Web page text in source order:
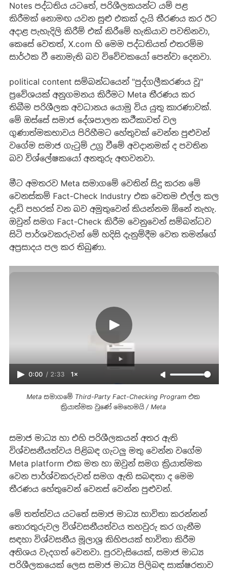
Notes පද්ධතිය යටතේ, පරිශීලකයන්ට යම් පළ
කිරීමක් නොමඟ යවන සුළු එකක් දැයි තීරණය කර ඊට
අදාළ පැහැදිලි කිරීම් එක් කිරීමේ හැකියාව පවතිනවා,
කෙසේ වෙතත්, X.com හි මෙම පද්ධතියත් එතරම්ම
සාර්ථක වී නොමැති බව විවේචකයෝ පෙන්වා දෙනවා.
political content සම්බන්ධයෙන් "පුද්ගලීකරණය වූ"
ප්‍රවේශයක් අනුගමනය කිරීමට Meta තීරණය කර
තිබීම පරිශීලක අවධානය යොමු විය යුතු කාරණාවක්.
මේ ඔස්සේ සමාජ දේශපාලන කථීකාවත් වල
ගුණාත්මකභාවය පිරිහීමට හේතුවක් වෙන්න පුළුවන්
වගේම සමාජ ගැටුම් උග්‍ර වීමේ අවදානමක් ද පවතින
බව විශ්ලේෂකයෝ අනතුරු අඟවනවා.
මීට අමතරව Meta සමාගමේ වෙතින් සිදු කරන මේ
වෙනස්කම් Fact-Check Industry එක වෙතම එල්ල කල
දැඩි පහරක් වන බව අමුතුවෙන් කියන්නම ඕනේ නැහැ.
ඔවුන් සමග Fact-Check කිරීම වෙනුවෙන් සම්බන්ධව
සිටි පාර්ශවකරුවන් මේ හදිසි දැනුම්දීම වෙත තමන්ගේ
අප්‍රසාදය පල කර තිබුණා.
0:00 / 2:33 1×
Meta සමාගමේ Third-Party Fact-Checking Program එක
ක්‍රියාත්මක වුණේ මෙහෙමයි / Meta
සමාජ මාධ්‍ය හා එහි පරිශීලකයන් අතර ඇති
විශ්වසනීයත්වය පිළිබඳ ගැටලු මතු වෙන්න වගේම
Meta platform එක මත හා ඔවුන් සමග ක්‍රියාත්මක
වෙන පාර්ශ්වකරුවන් සමග ඇති සබඳතා ද මෙම
තීරණය හේතුවෙන් වෙනස් වෙන්න පුළුවන්.
මේ තත්ත්වය යටතේ සමාජ මාධ්‍ය භාවිතා කරන්නන්
තොරතුරුවල විශ්වසනීයත්වය තහවුරු කර ගැනීම
සඳහා විශ්වසනීය මූලාශ්‍ර කිහිපයක් භාවිතා කිරීම
අතිශය වැදගත් වෙනවා. පුරවැසියෙක්, සමාජ මාධ්‍ය
පරිශීලකයෙක් ලෙස සමාජ මාධ්‍ය පිලිබඳ සාක්ෂරතාව